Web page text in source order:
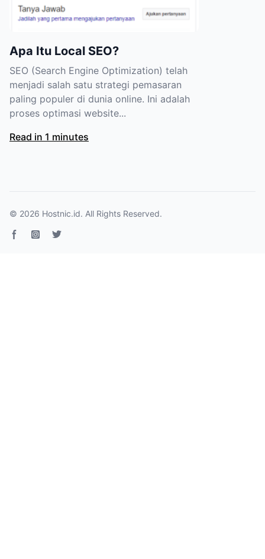
Apa Itu Local SEO?
SEO (Search Engine Optimization) telah
menjadi salah satu strategi pemasaran
paling populer di dunia online. Ini adalah
proses optimasi website...
Read in 1 minutes
© 2026 Hostnic.id. All Rights Reserved.